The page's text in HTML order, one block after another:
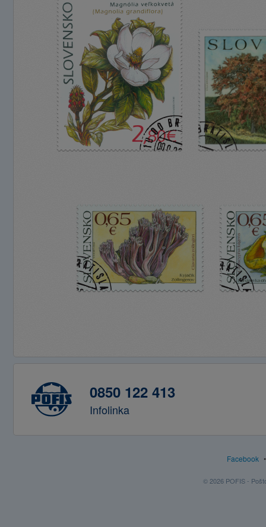
0850 122 413
Infolinka
Facebook
© 2026 POFIS -